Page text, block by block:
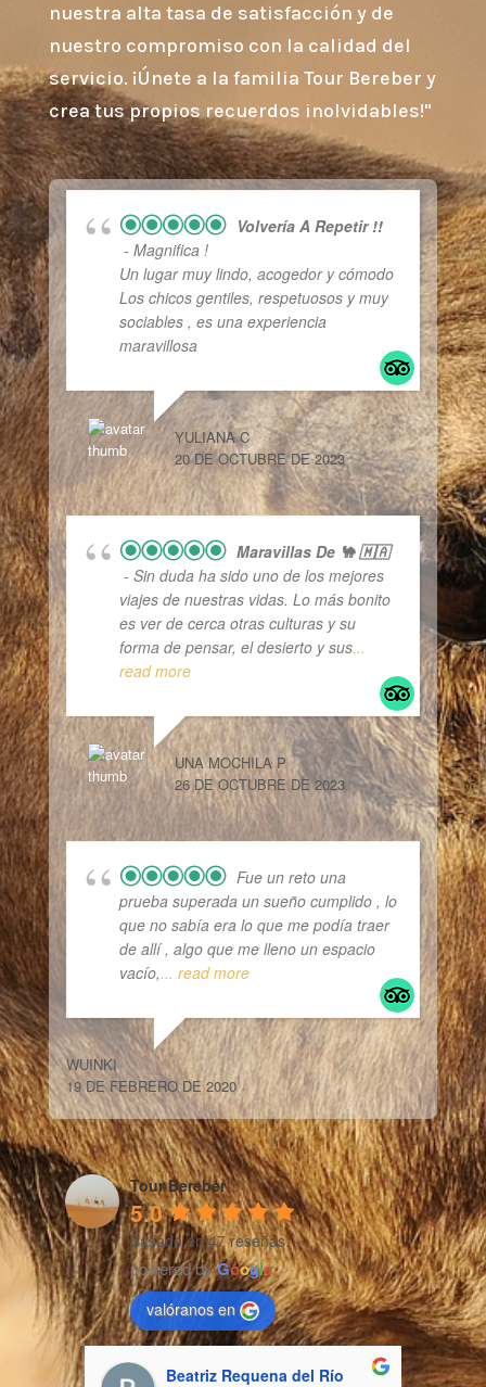
nuestra alta tasa de satisfacción y de
nuestro compromiso con la calidad del
servicio. ¡Únete a la familia Tour Bereber y
crea tus propios recuerdos inolvidables!"
Volvería A Repetir !!
- Magnifica !
Un lugar muy lindo, acogedor y cómodo
Los chicos gentiles, respetuosos y muy
sociables , es una experiencia
maravillosa
YULIANA C
20 DE OCTUBRE DE 2023
Maravillas De 🐪 🇲🇦
- Sin duda ha sido uno de los mejores
viajes de nuestras vidas. Lo más bonito
es ver de cerca otras culturas y su
forma de pensar, el desierto y sus...
read more
UNA MOCHILA P
26 DE OCTUBRE DE 2023
Fue un reto una
prueba superada un sueño cumplido , lo
que no sabía era lo que me podía traer
de allí , algo que me lleno un espacio
vacío,... read more
WUINKI
19 DE FEBRERO DE 2020
Tour Bereber
5.0
Basado en 47 reseñas.
powered byGoogle
valóranos en
Beatriz Requena del Río